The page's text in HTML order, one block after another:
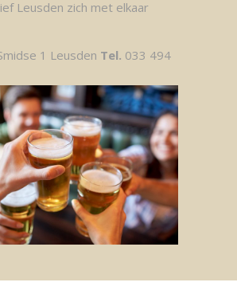
Leusden zich met elkaar
1 Leusden Tel. 033 494